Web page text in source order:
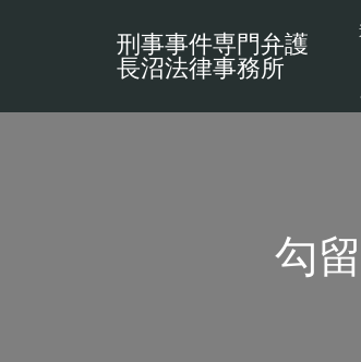
刑事事件専門弁護
長沼法律事務所
勾